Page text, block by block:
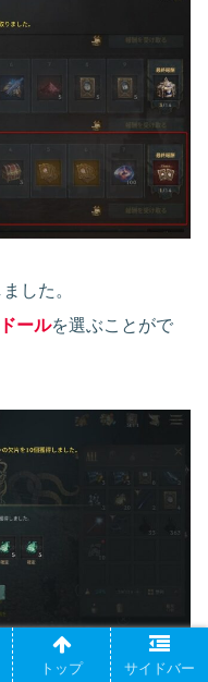
した。
ールを選ぶことがで
トップ サイドバー